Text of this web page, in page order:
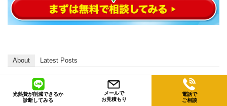
About Latest Posts
この記事を書いた人： 清家 和馬
株式会社アイルワン 代表取締役 / 第二種電気工
光熱費が削減できるか
診断してみる
メールで
お見積もり
電話で
ご相談